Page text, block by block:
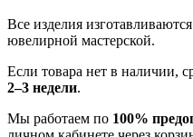
Все изделия
ювелирной мастерской.
Если товара нет в наличии,
2–3 недели.
Мы работаем по 100%